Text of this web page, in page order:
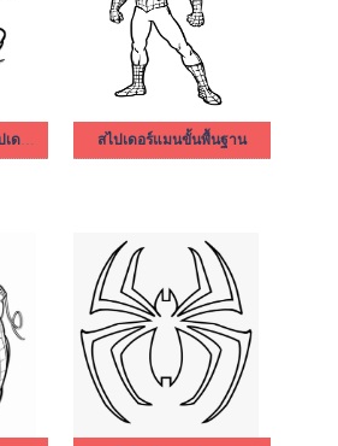
พื้นฐานการวาดภาพสไปเดอร์แมน สไปเดอร์แมนขั้นพื้นฐาน